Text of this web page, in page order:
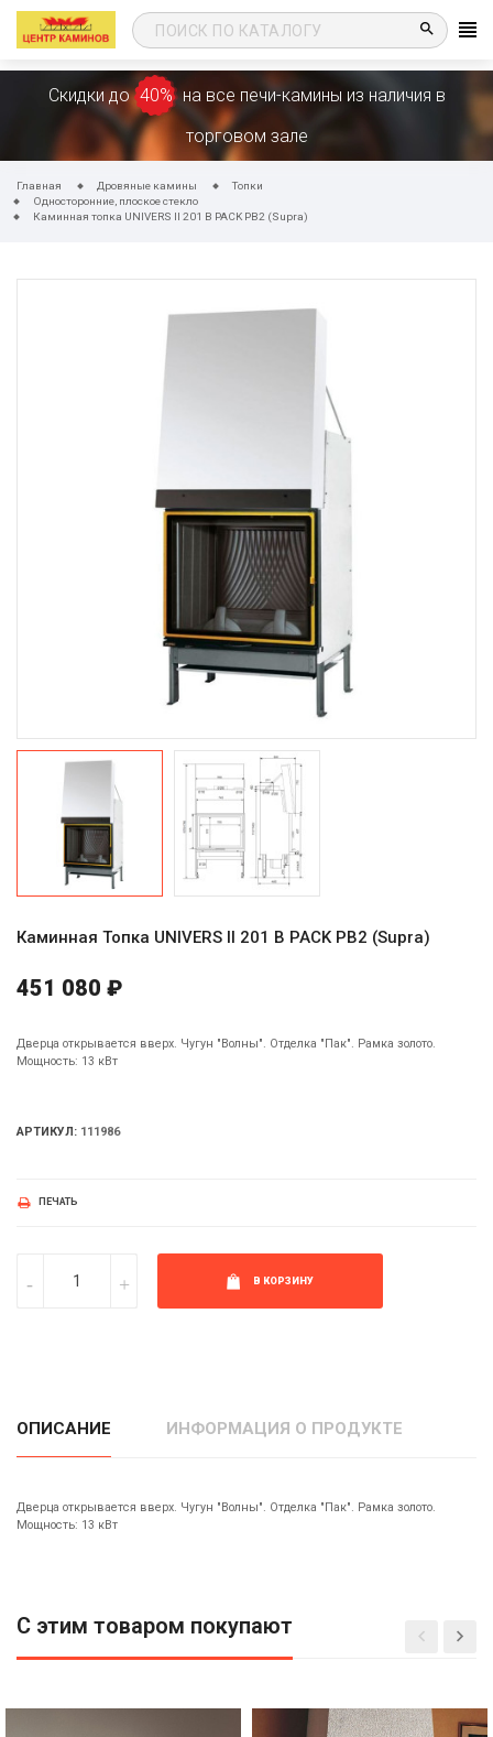
search
Скидки до 40% на все печи-камины из наличия в
торговом зале
Главная Дровяные камины
Топки
Односторонние, плоское стекло
Каминная топка UNIVERS II 201 B PACK PB2 (Supra)
Каминная Топка UNIVERS II 201 B PACK PB2 (Supra)
451 080 ₽
Дверца открывается вверх. Чугун "Волны". Отделка "Пак". Рамка золото.
Мощность: 13 кВт
АРТИКУЛ: 111986
ПЕЧАТЬ
В КОРЗИНУ
ОПИСАНИЕ ИНФОРМАЦИЯ О ПРОДУКТЕ
Дверца открывается вверх. Чугун "Волны". Отделка "Пак". Рамка золото.
Мощность: 13 кВт
С этим товаром покупают